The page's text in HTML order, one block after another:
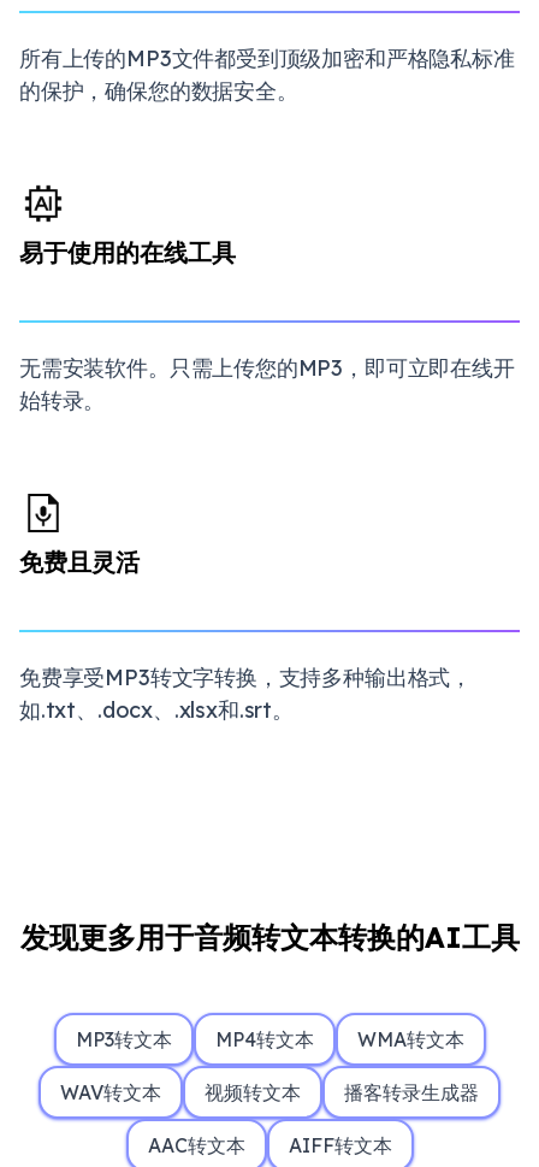
所有上传的MP3文件都受到顶级加密和严格隐私标准
的保护，确保您的数据安全。
易于使用的在线工具
无需安装软件。只需上传您的MP3，即可立即在线开
始转录。
免费且灵活
免费享受MP3转文字转换，支持多种输出格式，
如.txt、.docx、.xlsx和.srt。
发现更多用于音频转文本转换的AI工具
MP3转文本 MP4转文本 WMA转文本
WAV转文本 视频转文本 播客转录生成器
AAC转文本 AIFF转文本